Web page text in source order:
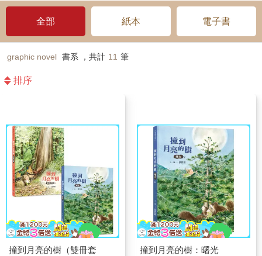
全部 紙本 電子書
graphic novel 書系 ，共計 11 筆
排序
撞到月亮的樹（雙冊套
撞到月亮的樹：曙光